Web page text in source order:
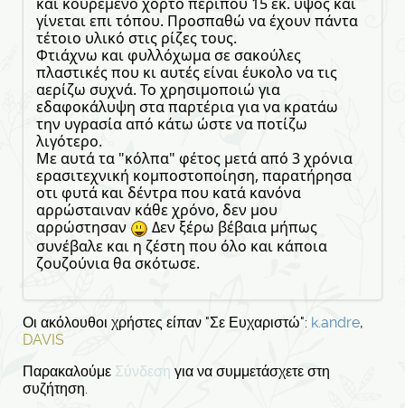
και κουρεμενο χόρτο περίπου 15 εκ. ύψος και
γίνεται επι τόπου. Προσπαθώ να έχουν πάντα
τέτοιο υλικό στις ρίζες τους.
Φτιάχνω και φυλλόχωμα σε σακούλες
πλαστικές που κι αυτές είναι έυκολο να τις
αερίζω συχνά. Το χρησιμοποιώ για
εδαφοκάλυψη στα παρτέρια για να κρατάω
την υγρασία από κάτω ώστε να ποτίζω
λιγότερο.
Με αυτά τα "κόλπα" φέτος μετά από 3 χρόνια
ερασιτεχνική κομποστοποίηση, παρατήρησα
οτι φυτά και δέντρα που κατά κανόνα
αρρώσταιναν κάθε χρόνο, δεν μου
αρρώστησαν
Δεν ξέρω βέβαια μήπως
συνέβαλε και η ζέστη που όλο και κάποια
ζουζούνια θα σκότωσε.
Οι ακόλουθοι χρήστες είπαν "Σε Ευχαριστώ": k.andre,
DAVIS
Παρακαλούμε Σύνδεση για να συμμετάσχετε στη
συζήτηση.